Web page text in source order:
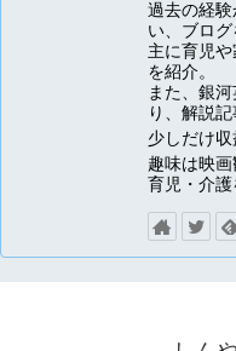
過去の経
い、ブログ
主に育児
を紹介。
また、銀
り、解説
少しだけ収
趣味は映画
育児・介護